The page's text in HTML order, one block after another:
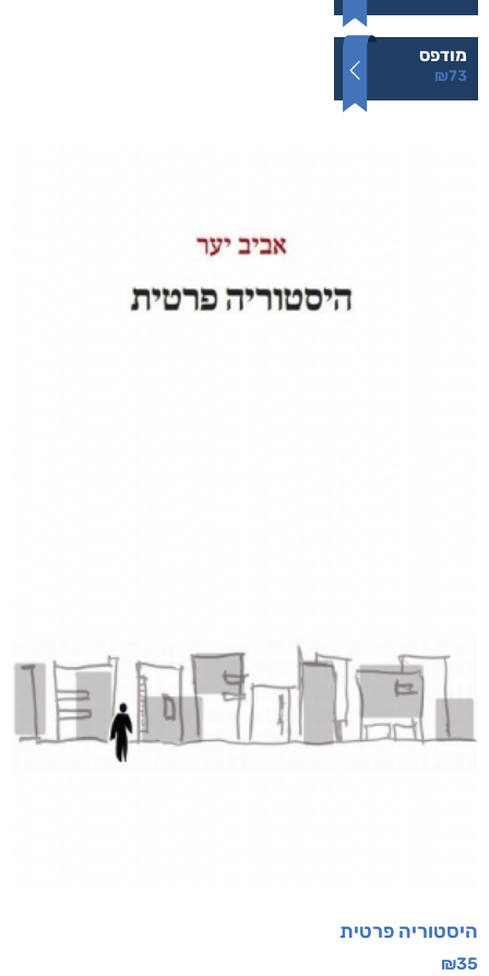
מודפס
₪73
היסטוריה פרטית
₪35